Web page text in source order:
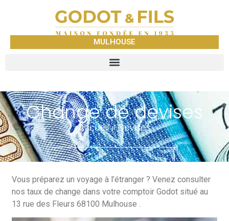
MULHOUSE
Change de devises
Accueil»Devises
Vous préparez un voyage à l’étranger ? Venez consulter
nos taux de change dans votre comptoir Godot situé au
13 rue des Fleurs 68100 Mulhouse .